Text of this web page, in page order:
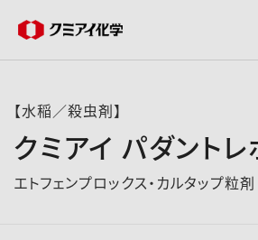
企業情報
【水稲／殺虫剤】
クミアイ パダント
エトフェンプロックス・カルタップ粒剤